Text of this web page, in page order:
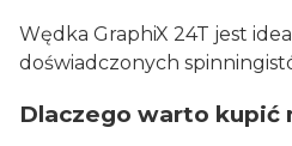
Wędka GraphiX 24T jest
doświadczonych
Dlaczego warto kupić